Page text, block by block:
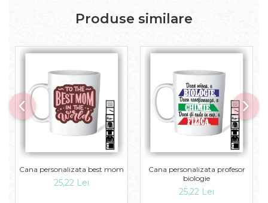
Produse similare
Cana personalizata best mom
25,22 Lei
Cana personalizata profesor
biologie
25,22 Lei